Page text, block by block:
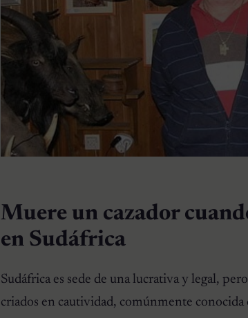
Muere un cazador
en Sudáfrica
Sudáfrica es sede de una lucrativa y legal,
criados en cautividad, comúnmente conocida